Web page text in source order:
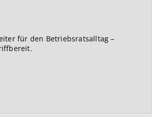
für den Betriebsratsalltag –